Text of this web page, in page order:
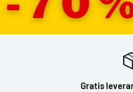
Gratis